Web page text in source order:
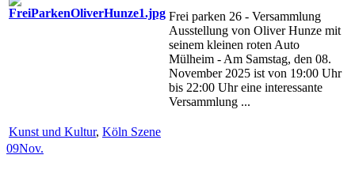
Frei parken 26 - Versammlung
Ausstellung von Oliver Hunze mit
seinem kleinen roten Auto
Mülheim - Am Samstag, den 08.
November 2025 ist von 19:00 Uhr
bis 22:00 Uhr eine interessante
Versammlung ...
Kunst und Kultur, Köln Szene
09Nov.